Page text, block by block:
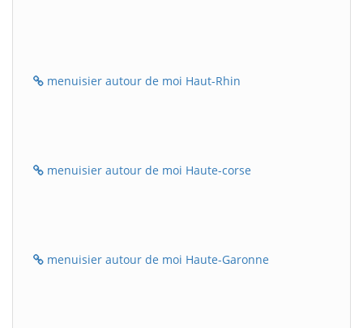
menuisier autour de moi Haut-Rhin
menuisier autour de moi Haute-corse
menuisier autour de moi Haute-Garonne